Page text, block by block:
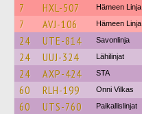
7 HXL-507 Hämeen Linja
7 AVJ-106 Hämeen Linja
24 UTE-814 Savonlinja
24 UUJ-324 Lähilinjat
24 AXP-424 STA
60 RLH-199 Onni Vilkas
60 UTS-760 Paikallislinjat